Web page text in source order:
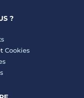
?
Cookies